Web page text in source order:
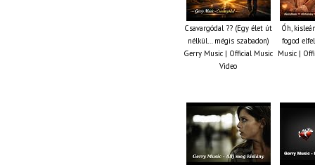
Csavargódal ?? (Egy élet út
nélkül… mégis szabadon)
Gerry Music | Official Music
Video
Óh,
fogod
Music |